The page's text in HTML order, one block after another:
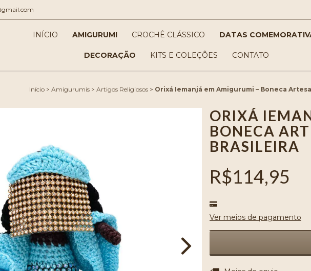
INÍCIO AMIGURUMI CROCHÊ CLÁSSICO DATAS
DECORAÇÃO KITS E COLEÇÕES CONTATO
Início > Amigurumis > Artigos Religiosos > Orixá Iemanjá em Amigurumi – Boneca
ORIXÁ
BONECA
BRASILEIRA
R$114,95
Ver meios de pagamento